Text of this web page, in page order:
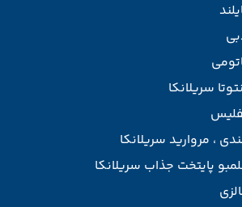
سریلانکا
، مروارید سریلانکا
پایتخت جذاب سریلانکا